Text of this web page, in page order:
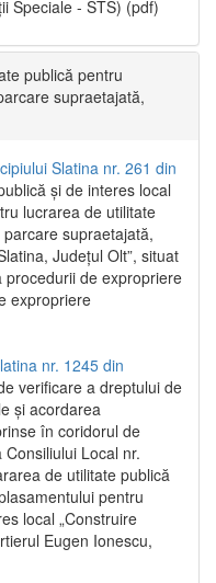
Speciale - STS) (pdf)
publică pentru
supraetajată,
Slatina nr. 261 din
și de interes local
lucrarea de utilitate
supraetajată,
Județul Olt”, situat
de expropriere
expropriere
nr. 1245 din
verificare a dreptului de
și acordarea
în coridorul de
Local nr.
de utilitate publică
pentru
local „Construire
Eugen Ionescu,